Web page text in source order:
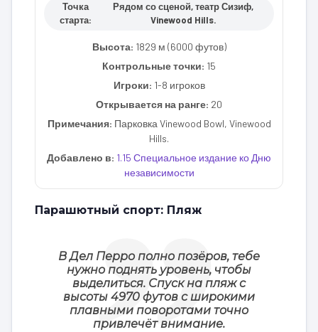
Точка
старта:
Рядом со сценой, театр Сизиф,
Vinewood Hills.
Высота: 1829 м (6000 футов)
Контрольные точки: 15
Игроки: 1-8 игроков
Открывается на ранге: 20
Примечания: Парковка Vinewood Bowl, Vinewood
Hills.
Добавлено в: 1.15 Специальное издание ко Дню
независимости
Парашютный спорт: Пляж
В Дел Перро полно позёров, тебе
нужно поднять уровень, чтобы
выделиться. Спуск на пляж с
высоты 4970 футов с широкими
плавными поворотами точно
привлечёт внимание.